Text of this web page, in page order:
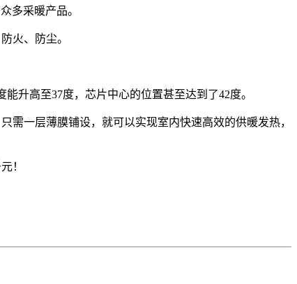
多采暖产品。
火、防尘。
升高至37度，芯片中心的位置甚至达到了42度。
一层薄膜铺设，就可以实现室内快速高效的供暖发热，
！